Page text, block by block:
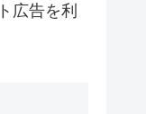
広告を利